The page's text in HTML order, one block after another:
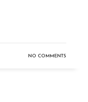
NO COMMENTS